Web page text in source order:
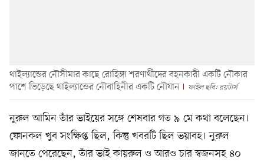
থাইল্যান্ডের নৌসীমার কাছে রোহিঙ্গা শরণার্থীদের বহনকারী একটি নৌকার
পাশে ভিড়েছে থাইল্যান্ডের নৌবাহিনীর একটি নৌযান
ফাইল ছবি: রয়টার্স
নুরুল আমিন তাঁর ভাইয়ের সঙ্গে শেষবার গত ৯ মে কথা বলেছেন।
ফোনকল খুব সংক্ষিপ্ত ছিল, কিন্তু খবরটি ছিল ভয়াবহ। নুরুল
জানতে পেরেছেন, তাঁর ভাই কায়রুল ও আরও চার স্বজনসহ ৪০